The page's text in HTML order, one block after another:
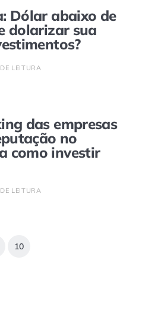
Dólar abaixo de
dolarizar sua
LEITURA
das empresas
no
como investir
LEITURA
10